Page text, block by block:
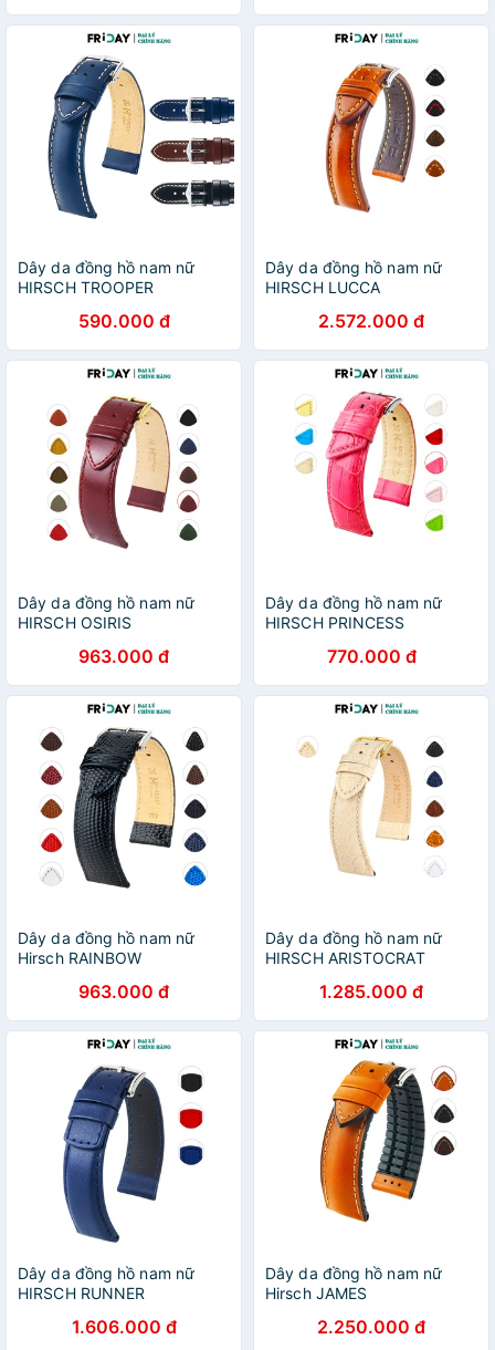
Dây da đồng hồ nam nữ
HIRSCH TROOPER
590.000 đ
Dây da đồng hồ nam nữ
HIRSCH LUCCA
2.572.000 đ
Dây da đồng hồ nam nữ
HIRSCH OSIRIS
963.000 đ
Dây da đồng hồ nam nữ
HIRSCH PRINCESS
770.000 đ
Dây da đồng hồ nam nữ
Hirsch RAINBOW
963.000 đ
Dây da đồng hồ nam nữ
HIRSCH ARISTOCRAT
1.285.000 đ
Dây da đồng hồ nam nữ
HIRSCH RUNNER
1.606.000 đ
Dây da đồng hồ nam nữ
Hirsch JAMES
2.250.000 đ